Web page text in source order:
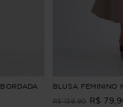
BLUSA FEMININO
R$ 139,90 R$ 79